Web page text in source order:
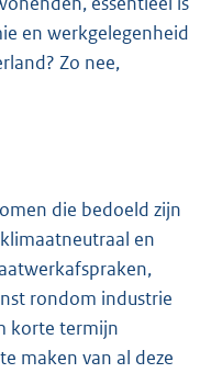
en werkgelegenheid
Zo nee,
die bedoeld zijn
en
rondom industrie
korte termijn
maken van al deze